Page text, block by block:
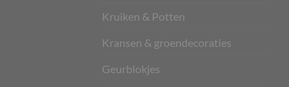
Kruiken & Potten
Kransen & groendecoraties
Geurblokjes